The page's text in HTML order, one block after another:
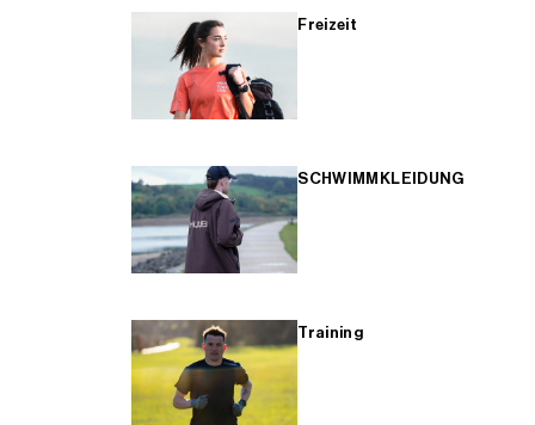
Freizeit
SCHWIMMKLEIDUNG
Training